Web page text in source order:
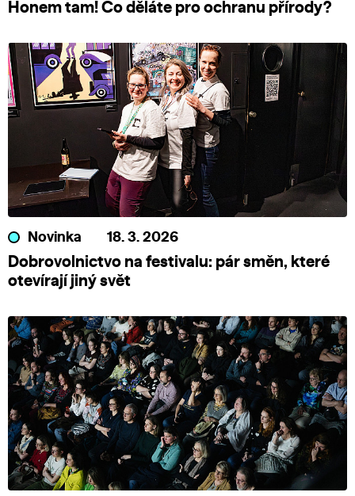
Honem tam! Co děláte pro ochranu přírody?
Novinka 18. 3. 2026
Dobrovolnictvo na festivalu: pár směn, které
otevírají jiný svět